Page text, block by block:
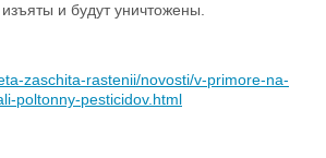
и будут уничтожены.
zaschita-rastenii/novosti/v-primore-na-
poltonny-pesticidov.html